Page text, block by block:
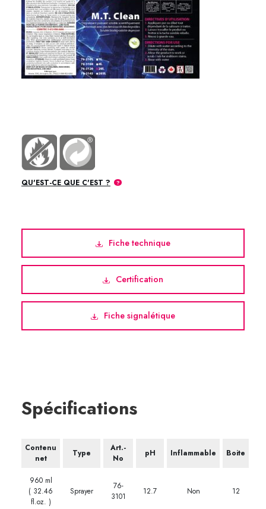
QU'EST-CE QUE C'EST ?
Fiche technique
Certification
Fiche signalétique
Spécifications
Contenu
net
Type
Art.-
No
pH Inflammable Boite
960 ml
( 32.46
fl.oz. )
Sprayer
76-
3101
12.7 Non 12